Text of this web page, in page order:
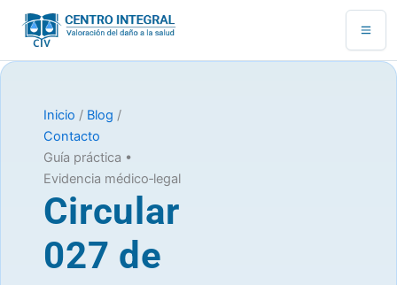
contenido
Inicio / Blog /
Contacto
Guía práctica •
Evidencia médico‑legal
Circular
027 de